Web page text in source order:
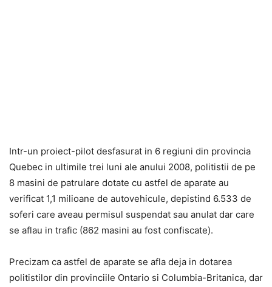
Intr-un proiect-pilot desfasurat in 6 regiuni din provincia
Quebec in ultimile trei luni ale anului 2008, politistii de pe
8 masini de patrulare dotate cu astfel de aparate au
verificat 1,1 milioane de autovehicule, depistind 6.533 de
soferi care aveau permisul suspendat sau anulat dar care
se aflau in trafic (862 masini au fost confiscate).
Precizam ca astfel de aparate se afla deja in dotarea
politistilor din provinciile Ontario si Columbia-Britanica, dar